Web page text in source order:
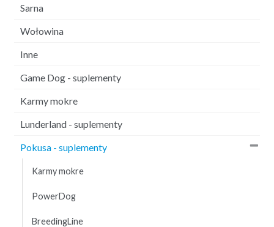
Sarna
Wołowina
Inne
Game Dog - suplementy
Karmy mokre
Lunderland - suplementy
Pokusa - suplementy
Karmy mokre
PowerDog
BreedingLine